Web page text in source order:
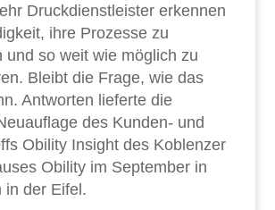
Druckdienstleister erkennen
ihre Prozesse zu
und so weit wie möglich zu
Bleibt die Frage, wie das
Antworten lieferte die
des Kunden- und
Obility Insight des Koblenzer
Obility im September in
in der Eifel.